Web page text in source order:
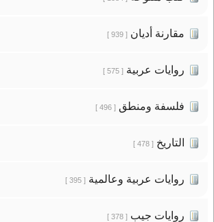
مقارنة أديان[ 939 ]
روايات عربية[ 575 ]
فلسفة ومنطق[ 496 ]
التاريخ[ 478 ]
روايات عربية وعالمية[ 395 ]
روايات جيب[ 378 ]